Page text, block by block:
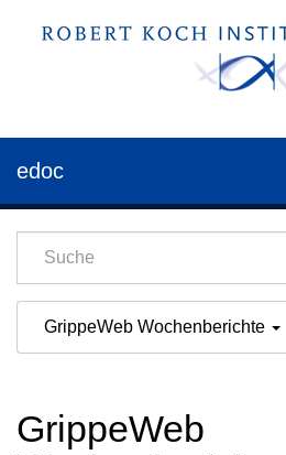
edoc
GrippeWeb Wochenberichte
GrippeWeb